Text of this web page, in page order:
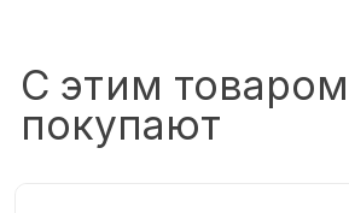
С этим товаром
покупают